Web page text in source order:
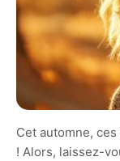
Cet automne,
! Alors, laissez-